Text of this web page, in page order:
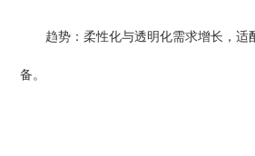
趋势：柔性化与透明化需求增长，适
备。